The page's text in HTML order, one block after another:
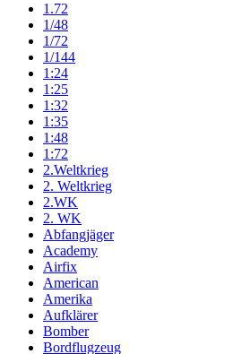
1.72
1/48
1/72
1/144
1:24
1:25
1:32
1:35
1:48
1:72
2.Weltkrieg
2. Weltkrieg
2.WK
2. WK
Abfangjäger
Academy
Airfix
American
Amerika
Aufklärer
Bomber
Bordflugzeug